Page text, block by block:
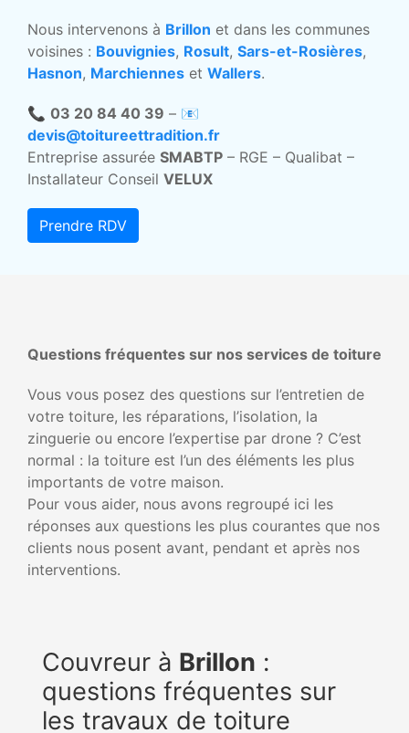
Nous intervenons à Brillon et dans les communes
voisines : Bouvignies, Rosult, Sars-et-Rosières,
Hasnon, Marchiennes et Wallers.
📞 03 20 84 40 39 – 📧
devis@toitureettradition.fr
Entreprise assurée SMABTP – RGE – Qualibat –
Installateur Conseil VELUX
Prendre RDV
Questions fréquentes sur nos services de toiture
Vous vous posez des questions sur l’entretien de
votre toiture, les réparations, l’isolation, la
zinguerie ou encore l’expertise par drone ? C’est
normal : la toiture est l’un des éléments les plus
importants de votre maison.
Pour vous aider, nous avons regroupé ici les
réponses aux questions les plus courantes que nos
clients nous posent avant, pendant et après nos
interventions.
Couvreur à Brillon :
questions fréquentes sur
les travaux de toiture